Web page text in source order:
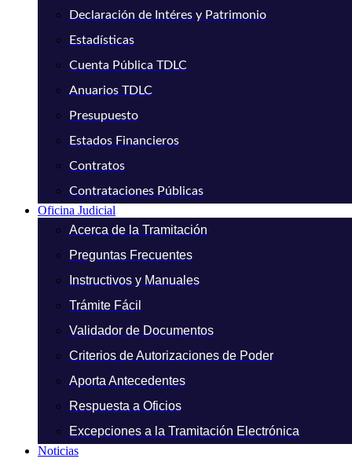
Declaración de Intéres y Patrimonio
Estadísticas
Cuenta Pública TDLC
Anuarios TDLC
Presupuesto
Estados Financieros
Contratos
Contrataciones Públicas
Oficina Judicial
Acerca de la Tramitación
Preguntas Frecuentes
Instructivos y Manuales
Trámite Fácil
Validador de Documentos
Criterios de Autorizaciones de Poder
Aporta Antecedentes
Respuesta a Oficios
Excepciones a la Tramitación Electrónica
Noticias